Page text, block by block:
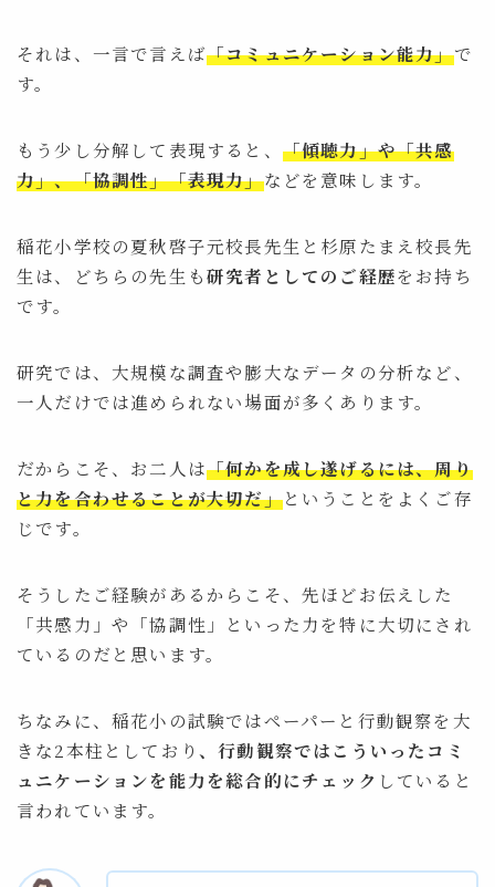
それは、一言で言えば「コミュニケーション能力」で
す。
もう少し分解して表現すると、 「傾聴力」や「共感
力」、「協調性」「表現力」などを意味します。
稲花小学校の夏秋啓子元校長先生と杉原たまえ校長先
生は、どちらの先生も研究者としてのご経歴をお持ち
です。
研究では、大規模な調査や膨大なデータの分析など、
一人だけでは進められない場面が多くあります。
だからこそ、お二人は「何かを成し遂げるには、周り
と力を合わせることが大切だ」ということをよくご存
じです。
そうしたご経験があるからこそ、先ほどお伝えした
「共感力」や「協調性」といった力を特に大切にされ
ているのだと思います。
ちなみに、稲花小の試験ではペーパーと行動観察を大
きな2本柱としており 、行動観察ではこういったコミ
ュニケーションを能力を総合的にチェック していると
言われています。